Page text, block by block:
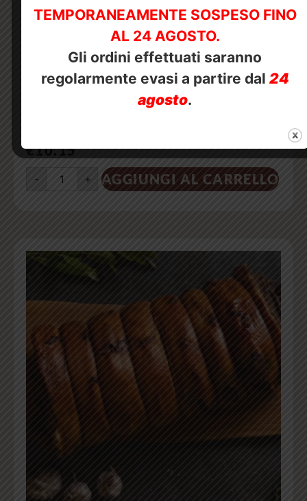
SALAME SPEZIATO STAGIONATO –
€10.15
- + AGGIUNGI AL CARRELLO
TEMPORANEAMENTE SOSPESO FINO
AL 24 AGOSTO.
Gli ordini effettuati saranno
regolarmente evasi a partire dal 24
agosto.